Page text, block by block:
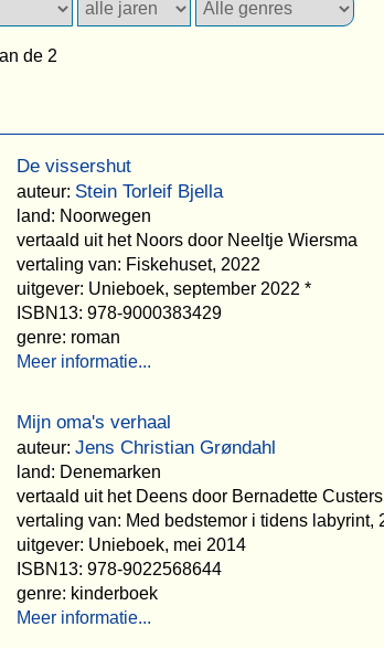
de 2
De vissershut
auteur: Stein Torleif Bjella
land: Noorwegen
vertaald uit het Noors door Neeltje Wiersma
vertaling van: Fiskehuset, 2022
uitgever: Unieboek, september 2022 *
ISBN13: 978-9000383429
genre: roman
Meer informatie...
Mijn oma's verhaal
auteur: Jens Christian Grøndahl
land: Denemarken
vertaald uit het Deens door Bernadette Custers
vertaling van: Med bedstemor i tidens labyrint,
uitgever: Unieboek, mei 2014
ISBN13: 978-9022568644
genre: kinderboek
Meer informatie...